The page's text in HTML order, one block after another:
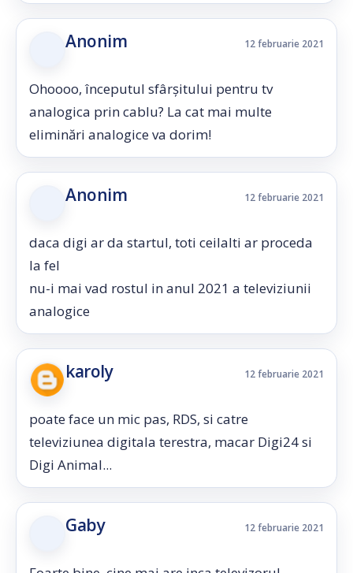
Anonim 12 februarie 2021
Ohoooo, începutul sfârșitului pentru tv
analogica prin cablu? La cat mai multe
eliminări analogice va dorim!
Anonim 12 februarie 2021
daca digi ar da startul, toti ceilalti ar proceda
la fel
nu-i mai vad rostul in anul 2021 a televiziunii
analogice
karoly 12 februarie 2021
poate face un mic pas, RDS, si catre
televiziunea digitala terestra, macar Digi24 si
Digi Animal...
Gaby 12 februarie 2021